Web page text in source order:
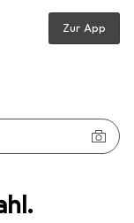
Zur App
Anti-Shock